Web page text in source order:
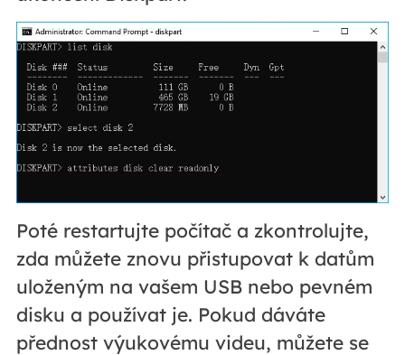
Poté restartujte počítač a zkontrolujte,
zda můžete znovu přistupovat k datům
uloženým na vašem USB nebo pevném
disku a používat je. Pokud dáváte
přednost výukovému videu, můžete se